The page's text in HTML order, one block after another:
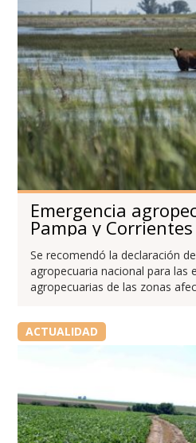
Emergencia
Pampa y Corrientes
Se recomendó la declaración
agropecuaria nacional para las
agropecuarias de las zonas
ACTUALIDAD